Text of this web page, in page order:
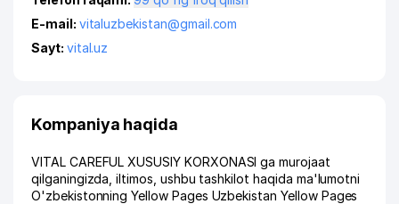
E-mail: vitaluzbekistan@gmail.com
Sayt: vital.uz
Kompaniya haqida
VITAL CAREFUL XUSUSIY KORXONASI ga murojaat
qilganingizda, iltimos, ushbu tashkilot haqida ma'lumotni
O'zbekistonning Yellow Pages Uzbekistan Yellow Pages